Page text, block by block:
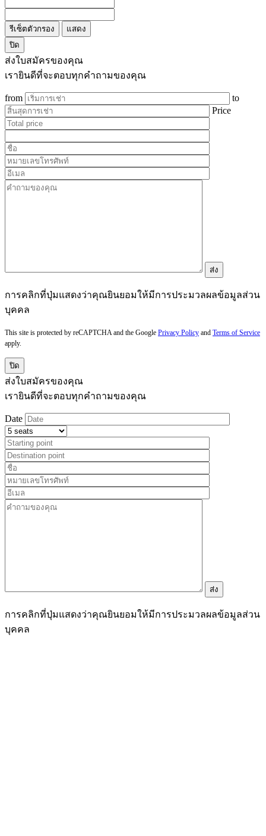
รีเซ็ตตัวกรอง
แสดง
ปิด
ส่งใบสมัครของคุณ
เรายินดีที่จะตอบทุกคำถามของคุณ
from
to
Price
การคลิกที่ปุ่มแสดงว่าคุณยินยอมให้มีการประมวลผลข้อมูลส่วน
บุคคล
This site is protected by reCAPTCHA and the Google Privacy Policy and Terms of Service
apply.
ปิด
ส่งใบสมัครของคุณ
เรายินดีที่จะตอบทุกคำถามของคุณ
Date
การคลิกที่ปุ่มแสดงว่าคุณยินยอมให้มีการประมวลผลข้อมูลส่วน
บุคคล